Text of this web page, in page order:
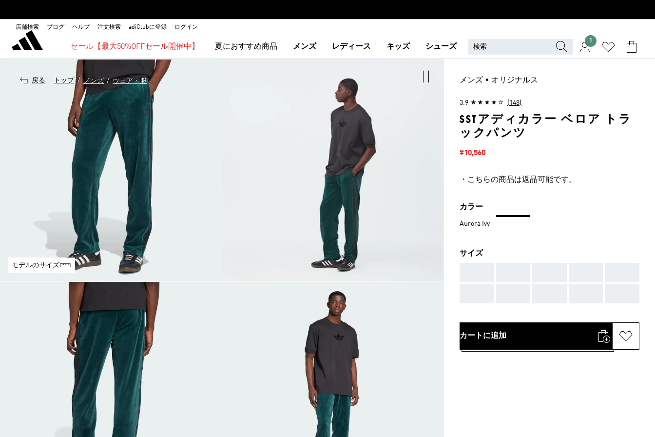
店舗検索 ブログ ヘルプ 注文検索 adiClubに登録 ログイン
セール【最大50%OFFセール開催中】 夏におすすめ商品 メンズ レディース キッズ シューズ
1
戻る トップ / メンズ / ウェア・服
モデルのサイズ
メンズ • オリジナルス
3.9 (148)
SSTアディカラー ベロア トラ
ックパンツ
セール価格
¥10,560
・こちらの商品は返品可能です。
カラー
Aurora Ivy
サイズ
カートに追加